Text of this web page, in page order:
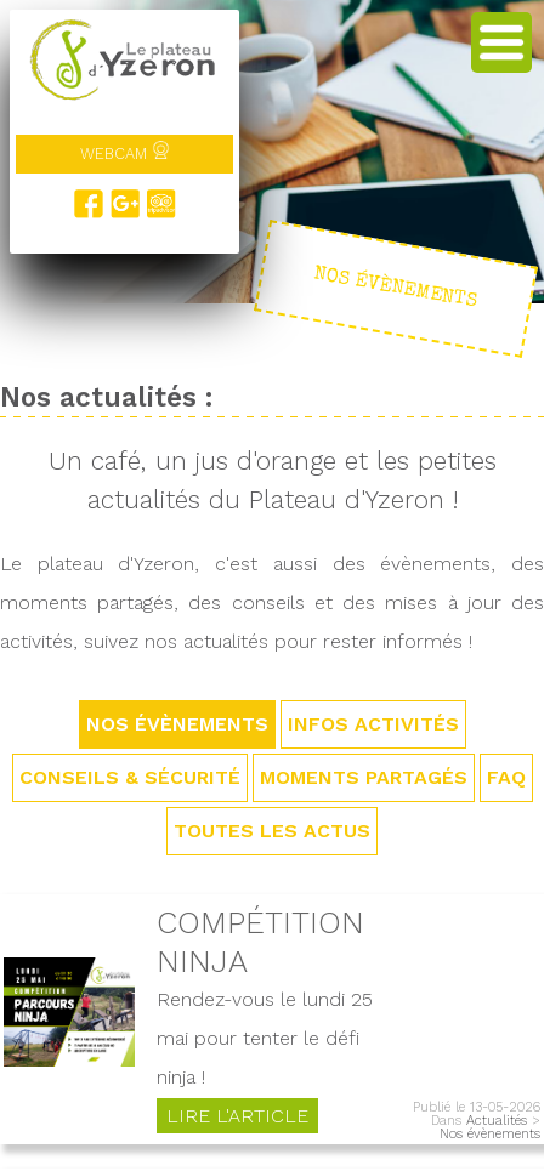
WEBCAM
NOS ÉVÈNEMENTS
Nos actualités :
Un café, un jus d'orange et les petites
actualités du Plateau d'Yzeron !
Le plateau d'Yzeron, c'est aussi des évènements, des
moments partagés, des conseils et des mises à jour des
activités, suivez nos actualités pour rester informés !
NOS ÉVÈNEMENTS INFOS ACTIVITÉS
CONSEILS & SÉCURITÉ MOMENTS PARTAGÉS FAQ
TOUTES LES ACTUS
COMPÉTITION
NINJA
Rendez-vous le lundi 25
mai pour tenter le défi
ninja !
LIRE L'ARTICLE
Publié le 13-05-2026
Dans Actualités >
Nos évènements